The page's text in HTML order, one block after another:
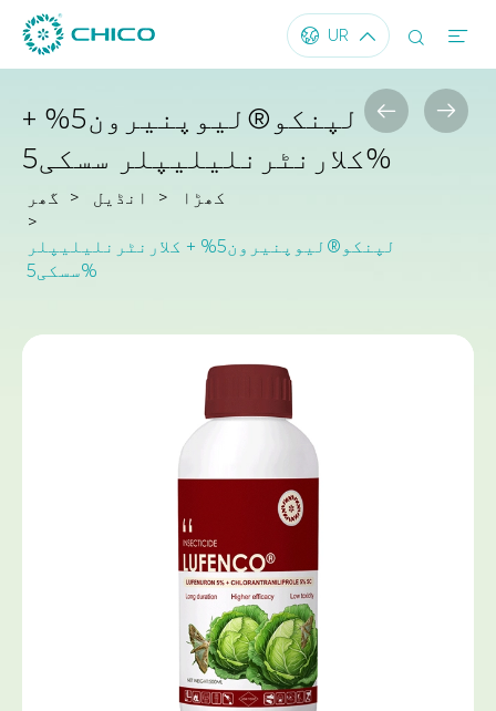
 UR   
لپنکو®لیوپنیرون5% +
کلارنٹرنلیلیپلر سسکی5%
گھر انڈیل کھڑا
لپنکو®لیوپنیرون5% + کلارنٹرنلیلیپلر
سسکی5%
 